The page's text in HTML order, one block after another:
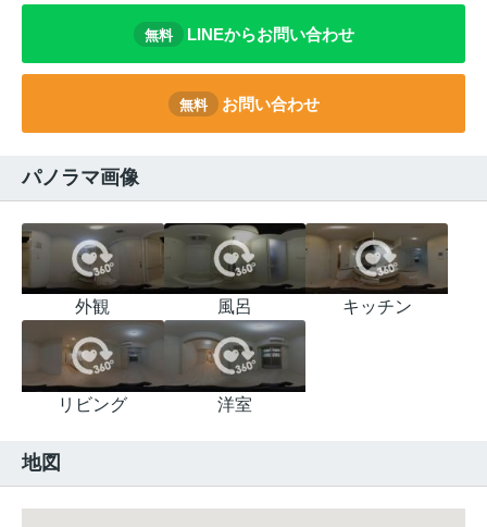
無料 LINEからお問い合わせ
無料 お問い合わせ
パノラマ画像
外観 風呂 キッチン
リビング 洋室
地図